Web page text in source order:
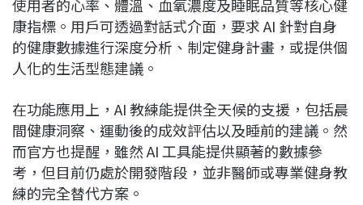
使用者的心率、體溫、血氧濃度及睡眠品質等核心健
康指標。用戶可透過對話式介面，要求 AI 針對自身
的健康數據進行深度分析、制定健身計畫，或提供個
人化的生活型態建議。
在功能應用上，AI 教練能提供全天候的支援，包括晨
間健康洞察、運動後的成效評估以及睡前的建議。然
而官方也提醒，雖然 AI 工具能提供顯著的數據參
考，但目前仍處於開發階段，並非醫師或專業健身教
練的完全替代方案。